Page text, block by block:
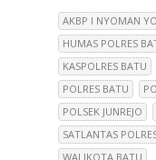
AKBP I NYOMAN
HUMAS POLRES
KASPOLRES BATU
POLRES BATU
POLSEK JUNREJO
SATLANTAS
WALIKOTA BATU